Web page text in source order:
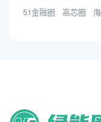
51金融圈 高芯圈